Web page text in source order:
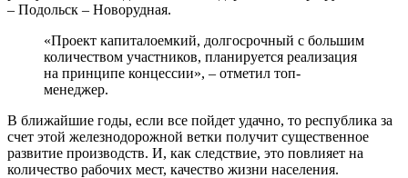
– Подольск – Новорудная.
«Проект капиталоемкий, долгосрочный с большим
количеством участников, планируется реализация
на принципе концессии», – отметил топ-
менеджер.
В ближайшие годы, если все пойдет удачно, то республика за
счет этой железнодорожной ветки получит существенное
развитие производств. И, как следствие, это повлияет на
количество рабочих мест, качество жизни населения.